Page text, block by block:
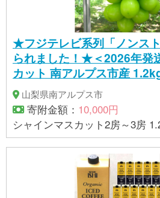
★フジテレビ系列「ノンス
られました！★＜2026年発
カット 南アルプス市産
ャインマスカット
山梨県南アルプス市
寄附金額： 10,000円
シャインマスカット2房～3房